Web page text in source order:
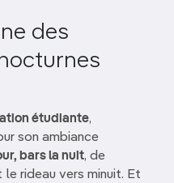
des
étudiante,
son ambiance
bars la nuit, de
rideau vers minuit. Et